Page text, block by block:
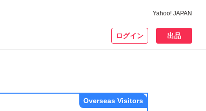
Yahoo! JAPAN
ログイン 出品
Overseas Visitors